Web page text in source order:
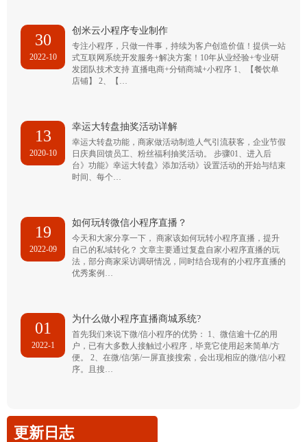
30
2022-10
创米云小程序专业制作
专注小程序，只做一件事，持续为客户创造价值！提供一站
式互联网系统开发服务+解决方案！10年从业经验+专业研
发团队技术支持 直播电商+分销商城+小程序 1、【餐饮单
店铺】 2、【…
13
2020-10
幸运大转盘抽奖活动详解
幸运大转盘功能，商家做活动制造人气引流获客，企业节假
日庆典回馈员工、粉丝福利抽奖活动。 步骤01、进入后
台》功能》幸运大转盘》添加活动》设置活动的开始与结束
时间、每个…
19
2022-09
如何玩转微信小程序直播？
今天和大家分享一下， 商家该如何玩转小程序直播，提升
自己的私域转化？ 文章主要通过复盘自家小程序直播的玩
法，部分商家采访调研情况，同时结合现有的小程序直播的
优秀案例…
01
2022-1
为什么做小程序直播商城系统?
首先我们来说下微/信小程序的优势： 1、微信逾十亿的用
户，已有大多数人接触过小程序，毕竟它使用起来简单/方
便。 2、在微/信/第/一屏直接搜索，会出现相应的微/信/小程
序。且搜…
更新日志